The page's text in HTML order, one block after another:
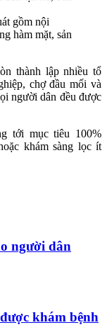
gồm nội
hàm mặt, sản
thành lập nhiều tổ
chợ đầu mối và
người dân đều được
tới mục tiêu 100%
khám sàng lọc ít
người dân
khám bệnh